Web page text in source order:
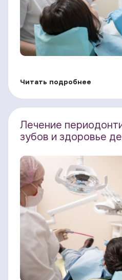
Читать подробнее
Лечение
зубов и здоровье